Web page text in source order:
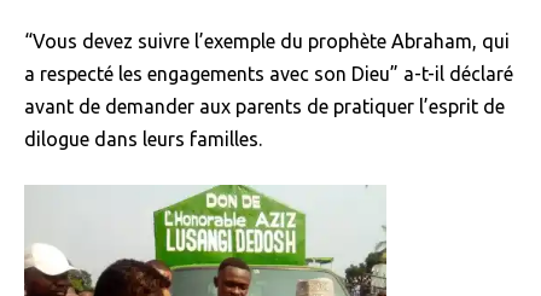
“Vous devez suivre l’exemple du prophète Abraham, qui
a respecté les engagements avec son Dieu” a-t-il déclaré
avant de demander aux parents de pratiquer l’esprit de
dilogue dans leurs familles.